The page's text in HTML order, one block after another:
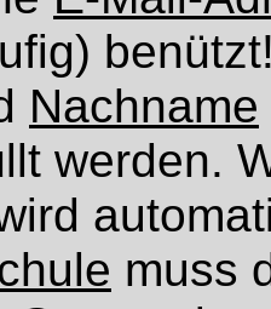
Nachname
werden.
muss